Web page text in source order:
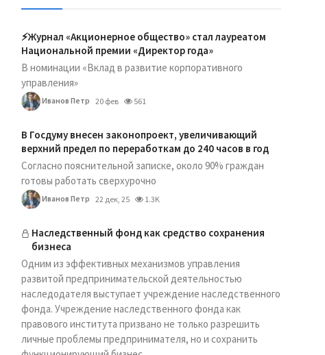
⚡️Журнал «Акционерное общество» стал лауреатом
Национальной премии «Директор года»
В номинации «Вклад в развитие корпоративного
управления»
Иванов Петр 20 фев 561
В Госдуму внесен законопроект, увеличивающий
верхний предел по переработкам до 240 часов в год
Согласно пояснительной записке, около 90% граждан
готовы работать сверхурочно
Иванов Петр 22 дек, 25 1.3K
Наследственный фонд как средство сохранения
бизнеса
Одним из эффективных механизмов управления
развитой предпринимательской деятельностью
наследодателя выступает учреждение наследственного
фонда. Учреждение наследственного фонда как
правового института призвано не только разрешить
личные проблемы предпринимателя, но и сохранить